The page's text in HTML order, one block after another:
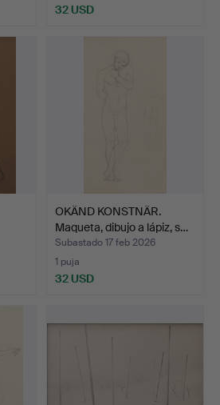
32 USD
OKÄND KONSTNÄR.
Maqueta, dibujo a lápiz, s…
Subastado 17 feb 2026
1 puja
32 USD